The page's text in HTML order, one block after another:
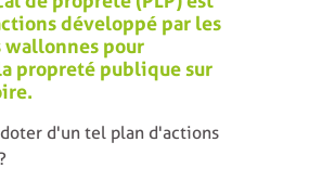
développé par les
wallonnes pour
propreté publique sur
d'un tel plan d'actions